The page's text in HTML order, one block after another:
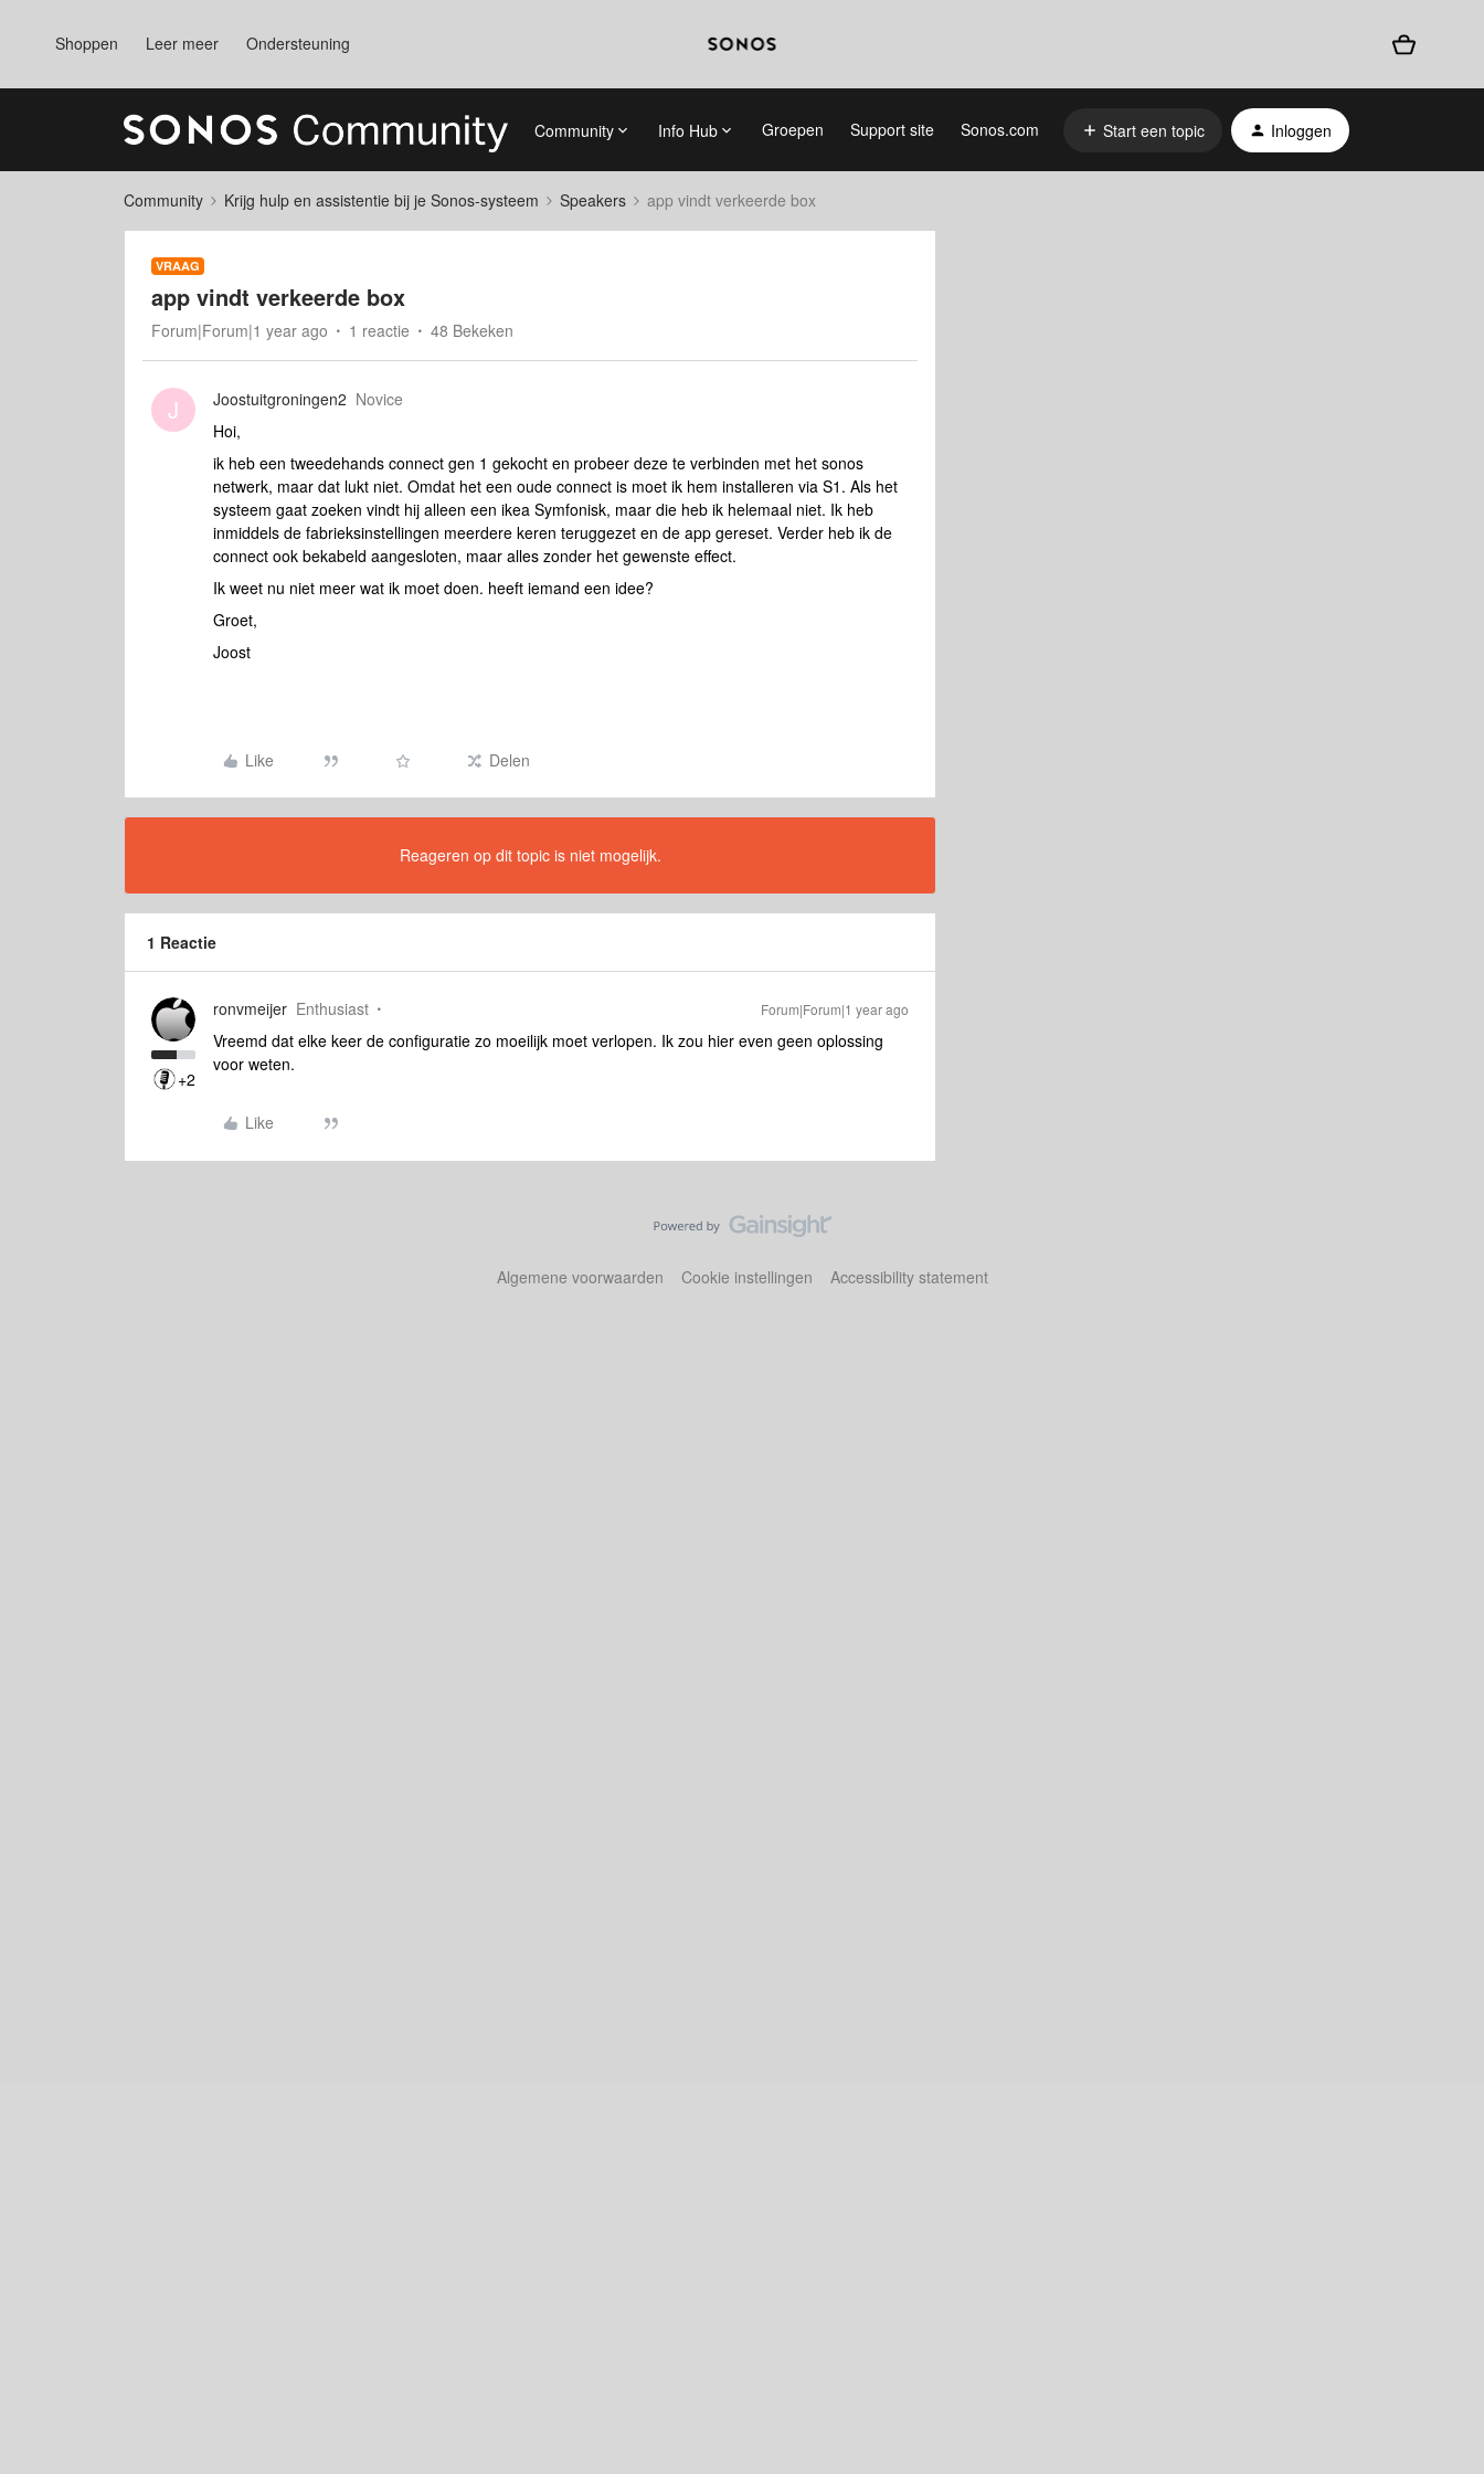
Shoppen Leer meer Ondersteuning
Community Info Hub Groepen Support site Sonos.com Start een topic Inloggen
Community Krijg hulp en assistentie bij je Sonos-systeem Speakers app vindt verkeerde box
VRAAG
app vindt verkeerde box
Forum|Forum|1 year ago 1 reactie 48 Bekeken
J Joostuitgroningen2 Novice
Hoi,
ik heb een tweedehands connect gen 1 gekocht en probeer deze te verbinden met het sonos
netwerk, maar dat lukt niet. Omdat het een oude connect is moet ik hem installeren via S1. Als het
systeem gaat zoeken vindt hij alleen een ikea Symfonisk, maar die heb ik helemaal niet. Ik heb
inmiddels de fabrieksinstellingen meerdere keren teruggezet en de app gereset. Verder heb ik de
connect ook bekabeld aangesloten, maar alles zonder het gewenste effect.
Ik weet nu niet meer wat ik moet doen. heeft iemand een idee?
Groet,
Joost
Like Delen
Reageren op dit topic is niet mogelijk.
1 Reactie
+2
ronvmeijer Enthusiast Forum|Forum|1 year ago
Vreemd dat elke keer de configuratie zo moeilijk moet verlopen. Ik zou hier even geen oplossing
voor weten.
Like
Algemene voorwaarden Cookie instellingen Accessibility statement